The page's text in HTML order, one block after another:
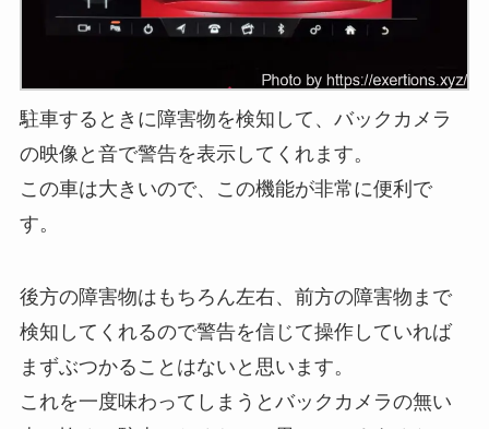
駐車するときに障害物を検知して、バックカメラ
の映像と音で警告を表示してくれます。
この車は大きいので、この機能が非常に便利で
す。
後方の障害物はもちろん左右、前方の障害物まで
検知してくれるので警告を信じて操作していれば
まずぶつかることはないと思います。
これを一度味わってしまうとバックカメラの無い